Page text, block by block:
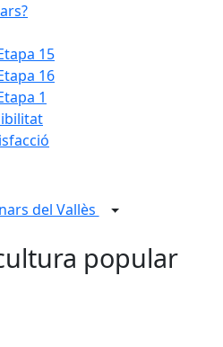
15
16
1
del Vallès
popular